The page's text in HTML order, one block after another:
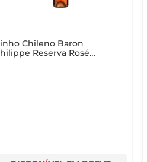
Chileno Baron
Reserva Rosé